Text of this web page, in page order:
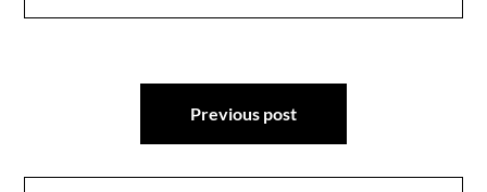
Navigation
Previous post